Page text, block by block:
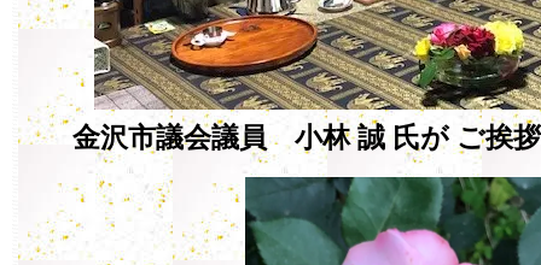
金沢市議会議員 小林 誠 氏が ご挨